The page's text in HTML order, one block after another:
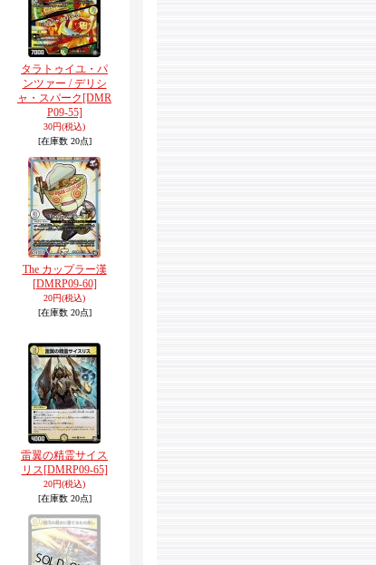
タラトゥイユ・パ
ンツァー / デリシ
ャ・スパーク [DMR
P09-55]
30円(税込)
[在庫数 20点]
The カップラー漢
[DMRP09-60]
20円(税込)
[在庫数 20点]
雷翼の精霊サイス
リス[DMRP09-65]
20円(税込)
[在庫数 20点]